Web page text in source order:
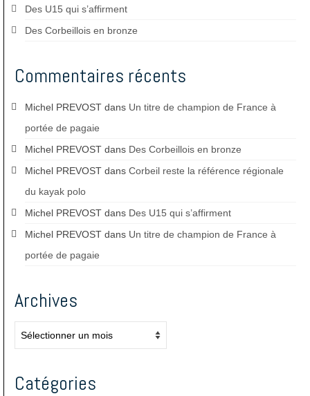
Des U15 qui s’affirment
Des Corbeillois en bronze
Commentaires récents
Michel PREVOST dans Un titre de champion de France à
portée de pagaie
Michel PREVOST dans Des Corbeillois en bronze
Michel PREVOST dans Corbeil reste la référence régionale
du kayak polo
Michel PREVOST dans Des U15 qui s’affirment
Michel PREVOST dans Un titre de champion de France à
portée de pagaie
Archives
Catégories